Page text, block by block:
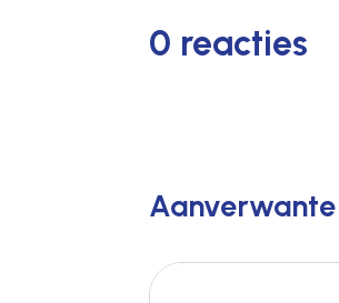
0 reacties